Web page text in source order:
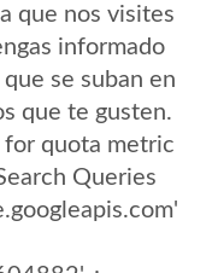
que nos visites
informado
se suban en
que te gusten.
quota metric
Queries